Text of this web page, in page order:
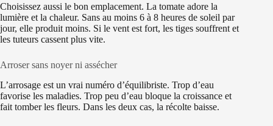
Choisissez aussi le bon emplacement. La tomate adore la
lumière et la chaleur. Sans au moins 6 à 8 heures de soleil par
jour, elle produit moins. Si le vent est fort, les tiges souffrent et
les tuteurs cassent plus vite.
Arroser sans noyer ni assécher
L’arrosage est un vrai numéro d’équilibriste. Trop d’eau
favorise les maladies. Trop peu d’eau bloque la croissance et
fait tomber les fleurs. Dans les deux cas, la récolte baisse.